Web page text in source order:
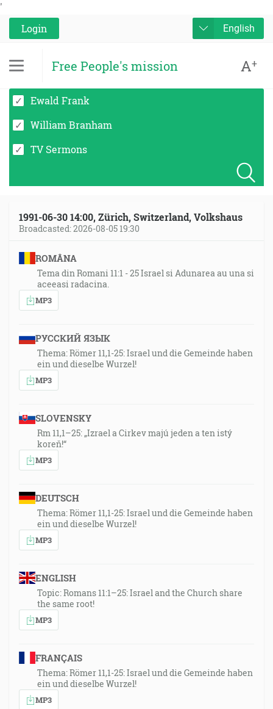
'
Login
English
Free People's mission A+
Ewald Frank
William Branham
TV Sermons
1991-06-30 14:00, Zürich, Switzerland, Volkshaus
Broadcasted: 2026-08-05 19:30
ROMÂNA
Tema din Romani 11:1 - 25 Israel si Adunarea au una si
aceeasi radacina.
MP3
РУССКИЙ ЯЗЫК
Thema: Römer 11,1-25: Israel und die Gemeinde haben
ein und dieselbe Wurzel!
MP3
SLOVENSKY
Rm 11,1–25: „Izrael a Cirkev majú jeden a ten istý
koreň!“
MP3
DEUTSCH
Thema: Römer 11,1-25: Israel und die Gemeinde haben
ein und dieselbe Wurzel!
MP3
ENGLISH
Topic: Romans 11:1–25: Israel and the Church share
the same root!
MP3
FRANÇAIS
Thema: Römer 11,1-25: Israel und die Gemeinde haben
ein und dieselbe Wurzel!
MP3